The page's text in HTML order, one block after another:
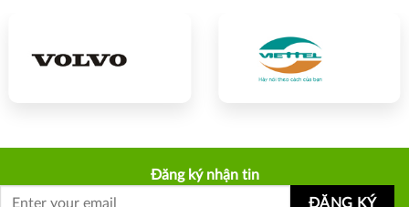
Đăng ký nhận tin